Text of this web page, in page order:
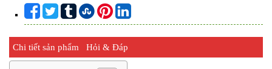
Chi tiết sản phẩm Hỏi & Đáp